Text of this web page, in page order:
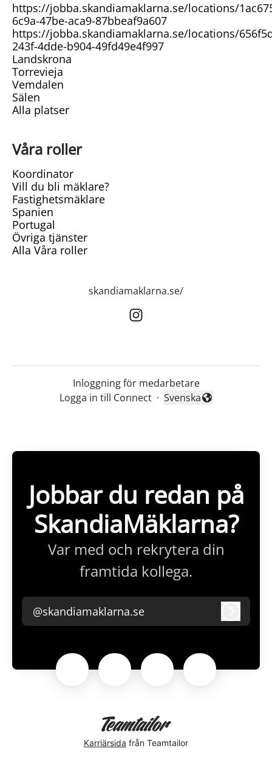
https://jobba.skandiamaklarna.se/locations/
6c9a-47be-aca9-87bbeaf9a607
https://jobba.skandiamaklarna.se/locations/
243f-4dde-b904-49fd49e4f997
Landskrona
Torrevieja
Vemdalen
Sälen
Alla platser
Våra roller
Koordinator
Vill du bli mäklare?
Fastighetsmäklare
Spanien
Portugal
Övriga tjänster
Alla Våra roller
skandiamaklarna.se/
Inloggning för medarbetare
Logga in till Connect · Byt språk
Svenska
Jobbar du redan på
SkandiaMäklarna?
Var med och rekrytera din
framtida kollega.
@skandiamaklarna.se
Karriärsida från Teamtailor